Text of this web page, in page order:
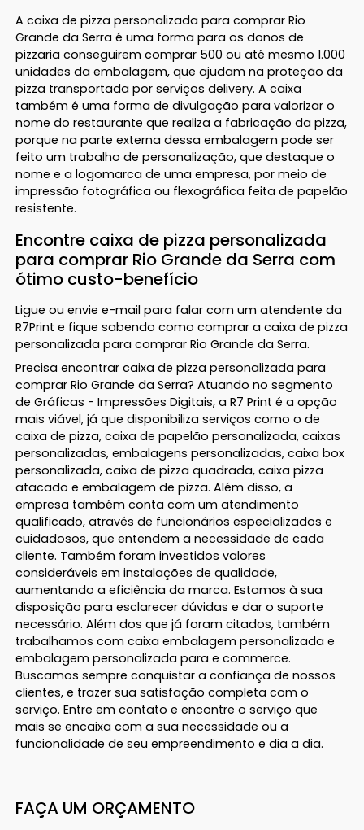
A caixa de pizza personalizada para comprar Rio
Grande da Serra é uma forma para os donos de
pizzaria conseguirem comprar 500 ou até mesmo 1.000
unidades da embalagem, que ajudam na proteção da
pizza transportada por serviços delivery. A caixa
também é uma forma de divulgação para valorizar o
nome do restaurante que realiza a fabricação da pizza,
porque na parte externa dessa embalagem pode ser
feito um trabalho de personalização, que destaque o
nome e a logomarca de uma empresa, por meio de
impressão fotográfica ou flexográfica feita de papelão
resistente.
Encontre caixa de pizza personalizada
para comprar Rio Grande da Serra com
ótimo custo-benefício
Ligue ou envie e-mail para falar com um atendente da
R7Print e fique sabendo como comprar a caixa de pizza
personalizada para comprar Rio Grande da Serra.
Precisa encontrar caixa de pizza personalizada para
comprar Rio Grande da Serra? Atuando no segmento
de Gráficas - Impressões Digitais, a R7 Print é a opção
mais viável, já que disponibiliza serviços como o de
caixa de pizza, caixa de papelão personalizada, caixas
personalizadas, embalagens personalizadas, caixa box
personalizada, caixa de pizza quadrada, caixa pizza
atacado e embalagem de pizza. Além disso, a
empresa também conta com um atendimento
qualificado, através de funcionários especializados e
cuidadosos, que entendem a necessidade de cada
cliente. Também foram investidos valores
consideráveis em instalações de qualidade,
aumentando a eficiência da marca. Estamos à sua
disposição para esclarecer dúvidas e dar o suporte
necessário. Além dos que já foram citados, também
trabalhamos com caixa embalagem personalizada e
embalagem personalizada para e commerce.
Buscamos sempre conquistar a confiança de nossos
clientes, e trazer sua satisfação completa com o
serviço. Entre em contato e encontre o serviço que
mais se encaixa com a sua necessidade ou a
funcionalidade de seu empreendimento e dia a dia.
FAÇA UM ORÇAMENTO